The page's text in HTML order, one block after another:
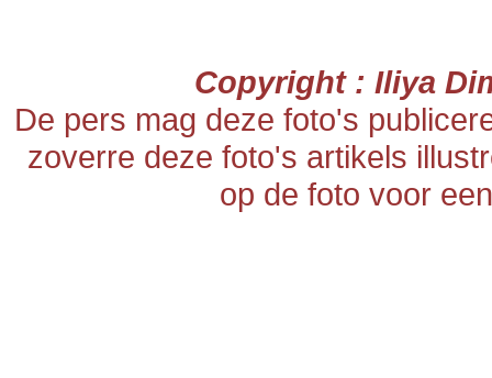
Copyright : Iliya
De pers mag deze foto's
zoverre deze foto's artikels
op de foto voor